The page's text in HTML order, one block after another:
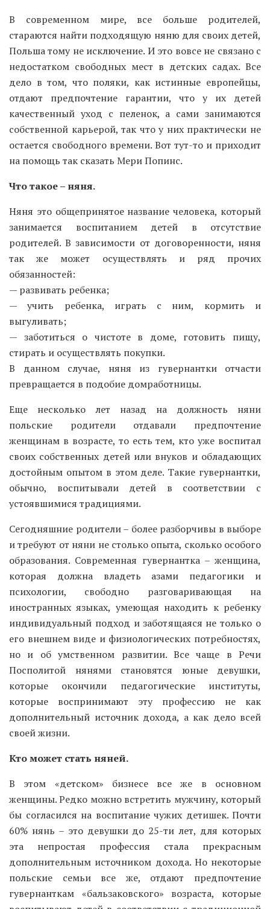
В современном мире, все больше родителей,
стараются найти подходящую няню для своих детей,
Польша тому не исключение. И это вовсе не связано с
недостатком свободных мест в детских садах. Все
дело в том, что поляки, как истинные европейцы,
отдают предпочтение гарантии, что у их детей
качественный уход с пеленок, а сами занимаются
собственной карьерой, так что у них практически не
остается свободного времени. Вот тут-то и приходит
на помощь так сказать Мери Попинс.
Что такое – няня.
Няня это общепринятое название человека, который
занимается воспитанием детей в отсутствие
родителей. В зависимости от договоренности, няня
так же может осуществлять и ряд прочих
обязанностей:
— развивать ребенка;
— учить ребенка, играть с ним, кормить и
выгуливать;
— заботиться о чистоте в доме, готовить пищу,
стирать и осуществлять покупки.
В данном случае, няня из гувернантки отчасти
превращается в подобие домработницы.
Еще несколько лет назад на должность няни
польские родители отдавали предпочтение
женщинам в возрасте, то есть тем, кто уже воспитал
своих собственных детей или внуков и обладающих
достойным опытом в этом деле. Такие гувернантки,
обычно, воспитывали детей в соответствии с
устоявшимися традициями.
Сегодняшние родители – более разборчивы в выборе
и требуют от няни не столько опыта, сколько особого
образования. Современная гувернантка – женщина,
которая должна владеть азами педагогики и
психологии, свободно разговаривающая на
иностранных языках, умеющая находить к ребенку
индивидуальный подход и заботящаяся не только о
его внешнем виде и физиологических потребностях,
но и об умственном развитии. Все чаще в Речи
Посполитой нянями становятся юные девушки,
которые окончили педагогические институты,
которые воспринимают эту профессию не как
дополнительный источник дохода, а как дело всей
своей жизни.
Кто может стать няней.
В этом «детском» бизнесе все же в основном
женщины. Редко можно встретить мужчину, который
бы согласился на воспитание чужих детишек. Почти
60% нянь – это девушки до 25-ти лет, для которых
эта непростая профессия стала прекрасным
дополнительным источником дохода. Но некоторые
польские семьи все же, отдают предпочтение
гувернанткам «бальзаковского» возраста, которые